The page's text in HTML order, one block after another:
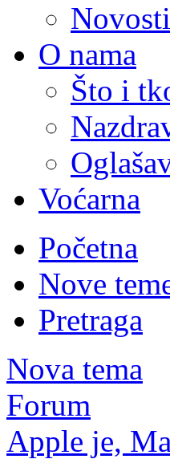
O nama
Što i
Voćarna
Početna
Nove
Pretraga
Nova tema
Forum
Apple je,